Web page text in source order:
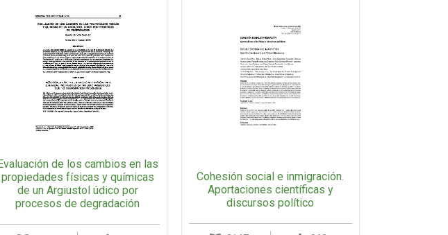
de los cambios en las
propiedades físicas y químicas
de un Argiustol údico por
procesos de degradación
Cohesión social e inmigración.
Aportaciones científicas y
discursos político